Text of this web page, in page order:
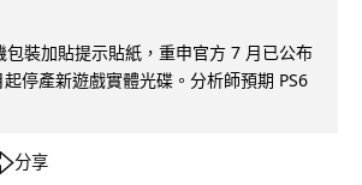
包裝加貼提示貼紙，重申官方 7 月已公布
停產新遊戲實體光碟。分析師預期 PS6
分享